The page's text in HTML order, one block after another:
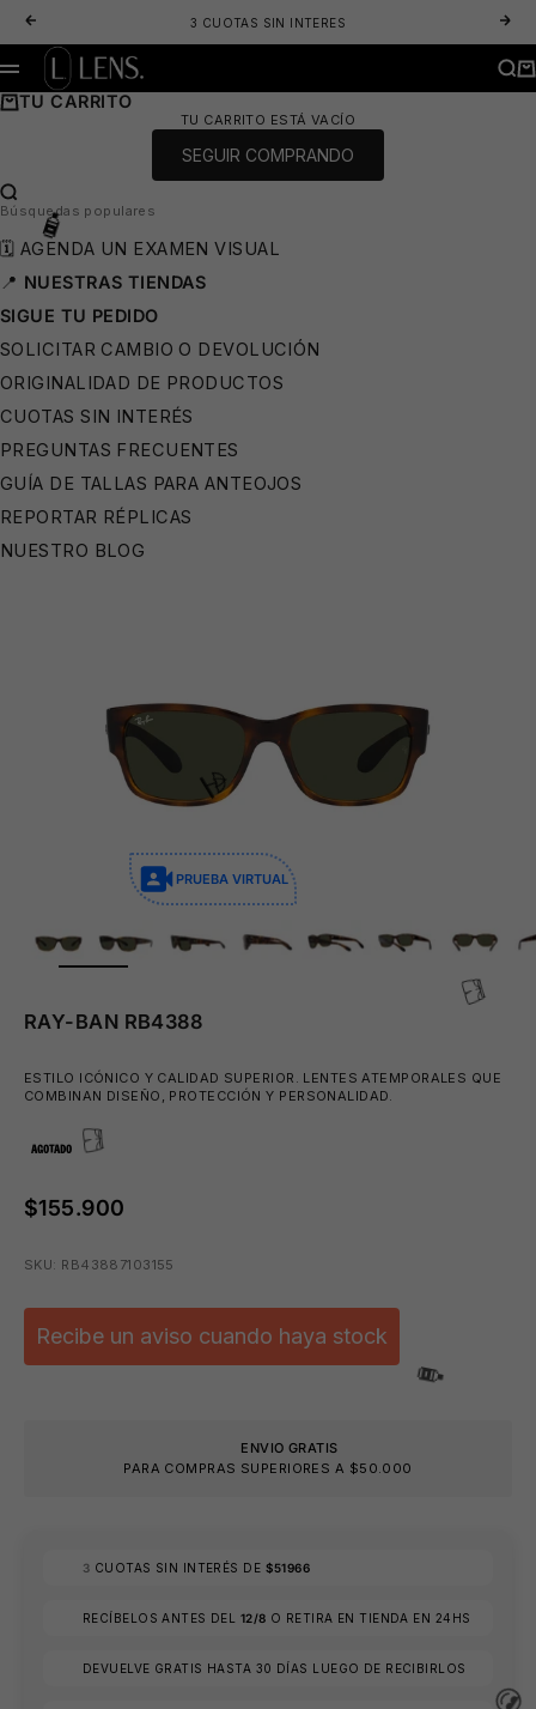
ANTERIOR
3 CUOTAS SIN INTERES
LENS. OPTICA ONLINE - LENTES DE SOL Y ANTEOJOS ÓPTICOS
MENÚ
TU CARRITO
TU CARRITO ESTÁ VACÍO
SEGUIR COMPRANDO
BUSCAR…
Búsquedas populares
🗓️ AGENDA UN EXAMEN VISUAL
📍 NUESTRAS TIENDAS
SIGUE TU PEDIDO
SOLICITAR CAMBIO O DEVOLUCIÓN
ORIGINALIDAD DE PRODUCTOS
CUOTAS SIN INTERÉS
PREGUNTAS FRECUENTES
GUÍA DE TALLAS PARA ANTEOJOS
REPORTAR RÉPLICAS
NUESTRO BLOG
PRUEBA VIRTUAL
ZOOM
RAY-BAN RB4388
ESTILO ICÓNICO Y CALIDAD SUPERIOR. LENTES ATEMPORALES QUE
COMBINAN DISEÑO, PROTECCIÓN Y PERSONALIDAD.
AGOTADO
$155.900
SKU: RB43887103155
Recibe un aviso cuando haya stock
ENVIO GRATIS
PARA COMPRAS SUPERIORES A $50.000
3 CUOTAS SIN INTERÉS DE $51966
RECÍBELOS ANTES DEL 12/8 O RETIRA EN TIENDA EN 24HS
DEVUELVE GRATIS HASTA 30 DÍAS LUEGO DE RECIBIRLOS
🧴